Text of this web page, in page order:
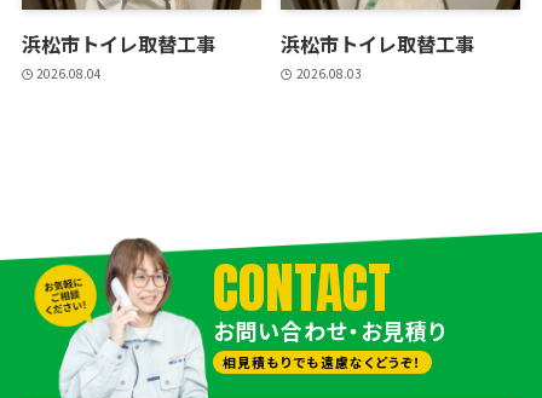
浜松市トイレ取替工事
2026.08.04
浜松市トイレ取替工事
2026.08.03
CONTACT
お問い合わせ・お見積り
相見積もりでも遠慮なくどうぞ！